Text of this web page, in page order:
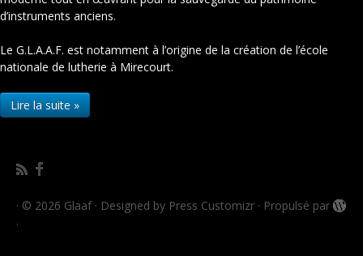
d’instruments anciens.
Le G.L.A.A.F. est notamment à l’origine de la création de l’école
nationale de lutherie à Mirecourt.
Lire la suite »
· © 2026 Glaaf· Designed by Press Customizr · Propulsé par
·